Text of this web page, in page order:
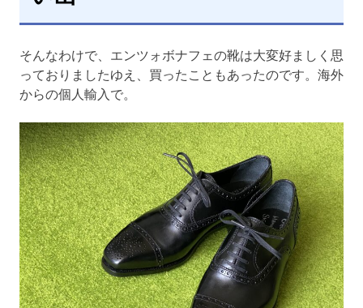
そんなわけで、エンツォボナフェの靴は大変好ましく思
っておりましたゆえ、買ったこともあったのです。海外
からの個人輸入で。